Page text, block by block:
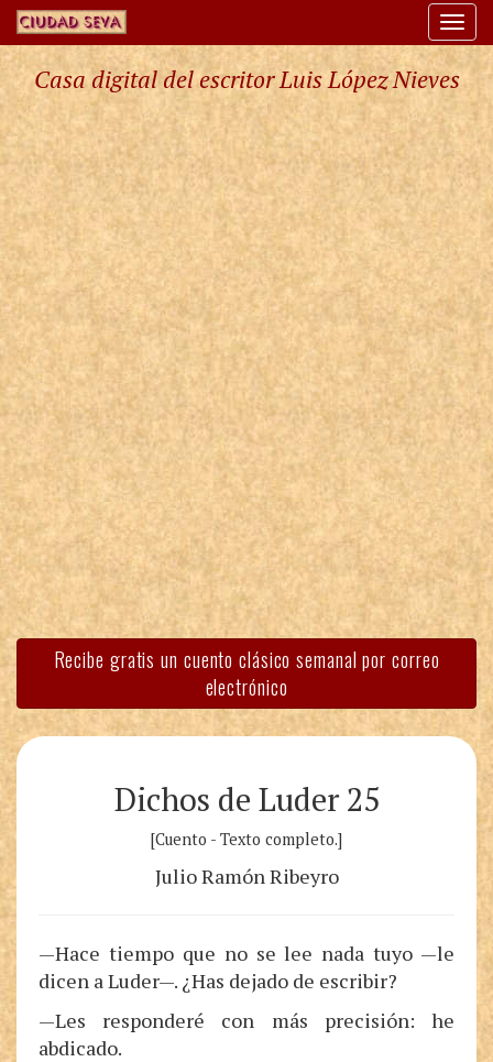
Casa digital del escritor Luis López Nieves
Recibe gratis un cuento clásico semanal por correo
electrónico
Dichos de Luder 25
[Cuento - Texto completo.]
Julio Ramón Ribeyro
—Hace tiempo que no se lee nada tuyo —le
dicen a Luder—. ¿Has dejado de escribir?
—Les responderé con más precisión: he
abdicado.